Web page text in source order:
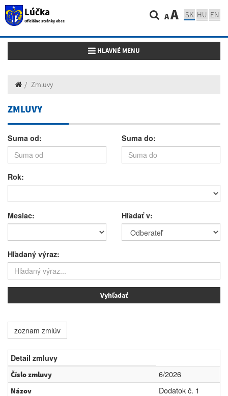
Lúčka
Oficiálne stránky obce AA SK HU EN
Toggle navigation
HLAVNÉ MENU
Zmluvy
ZMLUVY
Suma od: Suma do:
Rok:
Mesiac: Hľadať v:
Hľadaný výraz:
zoznam zmlúv
Detail zmluvy
Číslo zmluvy 6/2026
Názov Dodatok č. 1